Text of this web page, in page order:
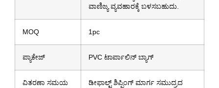
ವಾಣಿಜ್ಯ ವ್ಯವಹಾರಕ್ಕೆ ಬಳಸಬಹುದು.
MOQ 1pc
ಪ್ಯಾಕೇಜ್ PVC ಟಾರ್ಪಾಲಿನ್ ಬ್ಯಾಗ್
ವಿತರಣಾ ಸಮಯ
ಡೀಫಾಲ್ಟ್ ಶಿಪ್ಪಿಂಗ್ ಮಾರ್ಗ ಸಮುದ್ರದ